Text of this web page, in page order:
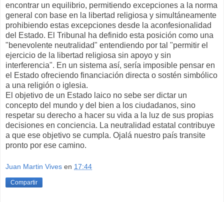
encontrar un equilibrio, permitiendo excepciones a la norma
general con base en la libertad religiosa y simultáneamente
prohibiendo estas excepciones desde la aconfesionalidad
del Estado. El Tribunal ha definido esta posición como una
"benevolente neutralidad" entendiendo por tal "permitir el
ejercicio de la libertad religiosa sin apoyo y sin
interferencia". En un sistema así, sería imposible pensar en
el Estado ofreciendo financiación directa o sostén simbólico
a una religión o iglesia.
El objetivo de un Estado laico no sebe ser dictar un
concepto del mundo y del bien a los ciudadanos, sino
respetar su derecho a hacer su vida a la luz de sus propias
decisiones en conciencia. La neutralidad estatal contribuye
a que ese objetivo se cumpla. Ojalá nuestro país transite
pronto por ese camino.
Juan Martin Vives en 17:44
Compartir